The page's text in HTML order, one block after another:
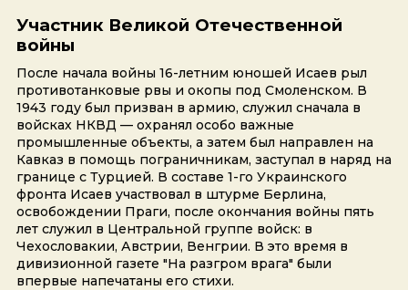
Участник Великой Отечественной
войны
После начала войны 16-летним юношей Исаев рыл
противотанковые рвы и окопы под Смоленском. В
1943 году был призван в армию, служил сначала в
войсках НКВД — охранял особо важные
промышленные объекты, а затем был направлен на
Кавказ в помощь пограничникам, заступал в наряд на
границе с Турцией. В составе 1-го Украинского
фронта Исаев участвовал в штурме Берлина,
освобождении Праги, после окончания войны пять
лет служил в Центральной группе войск: в
Чехословакии, Австрии, Венгрии. В это время в
дивизионной газете "На разгром врага" были
впервые напечатаны его стихи.